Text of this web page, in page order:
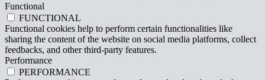
Functional
FUNCTIONAL
Functional cookies help to perform certain functionalities like
sharing the content of the website on social media platforms, collect
feedbacks, and other third-party features.
Performance
PERFORMANCE